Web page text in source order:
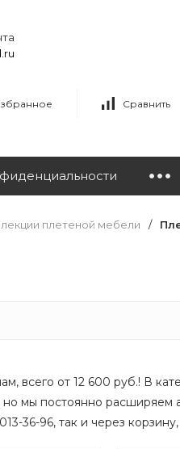
Сравнить
плетеной мебели /
всего от 12 600 руб.! В
мы постоянно расширяем
36-96, так и через